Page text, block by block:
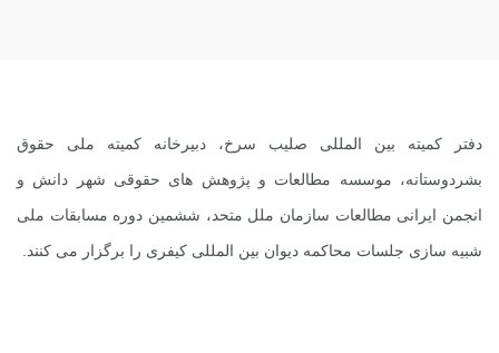
دفتر کمیته بین المللی صلیب سرخ، دبیرخانه کمیته ملی حقوق
بشردوستانه، موسسه مطالعات و پژوهش های حقوقی شهر دانش و
انجمن ایرانی مطالعات سازمان ملل متحد، ششمین دوره مسابقات ملی
شبیه سازی جلسات محاکمه دیوان بین المللی کیفری را برگزار می کنند.